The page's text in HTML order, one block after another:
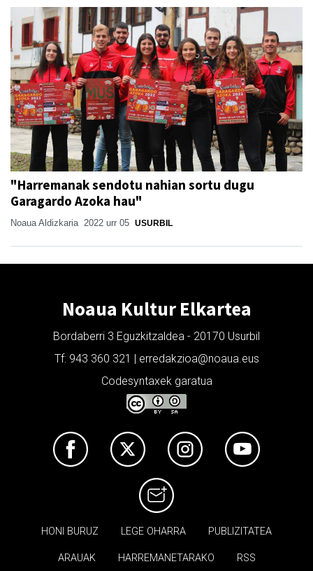
"Harremanak sendotu nahian sortu dugu
Garagardo Azoka hau"
Noaua Aldizkaria 2022 urr 05 USURBIL
Noaua Kultur Elkartea
Bordaberri 3 Eguzkitzaldea - 20170 Usurbil
Tf: 943 360 321 | erredakzioa@noaua.eus
Codesyntaxek garatua
HONI BURUZ LEGE OHARRA PUBLIZITATEA
ARAUAK HARREMANETARAKO RSS